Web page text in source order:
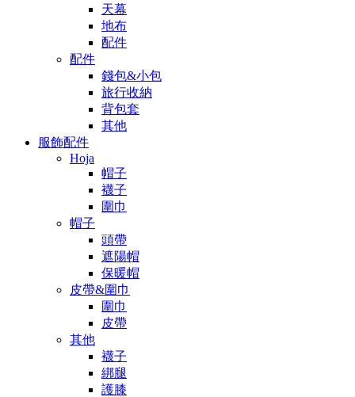
天幕
地布
配件
配件
錢包&小包
旅行收納
背包套
其他
服飾配件
Hoja
帽子
襪子
圍巾
帽子
頭帶
遮陽帽
保暖帽
皮帶&圍巾
圍巾
皮帶
其他
襪子
綁腿
護膝